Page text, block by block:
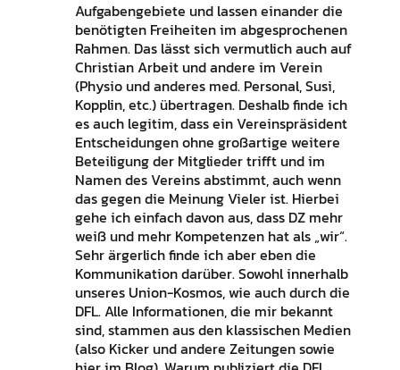
Aufgabengebiete und lassen einander die
benötigten Freiheiten im abgesprochenen
Rahmen. Das lässt sich vermutlich auch auf
Christian Arbeit und andere im Verein
(Physio und anderes med. Personal, Susi,
Kopplin, etc.) übertragen. Deshalb finde ich
es auch legitim, dass ein Vereinspräsident
Entscheidungen ohne großartige weitere
Beteiligung der Mitglieder trifft und im
Namen des Vereins abstimmt, auch wenn
das gegen die Meinung Vieler ist. Hierbei
gehe ich einfach davon aus, dass DZ mehr
weiß und mehr Kompetenzen hat als „wir“.
Sehr ärgerlich finde ich aber eben die
Kommunikation darüber. Sowohl innerhalb
unseres Union-Kosmos, wie auch durch die
DFL. Alle Informationen, die mir bekannt
sind, stammen aus den klassischen Medien
(also Kicker und andere Zeitungen sowie